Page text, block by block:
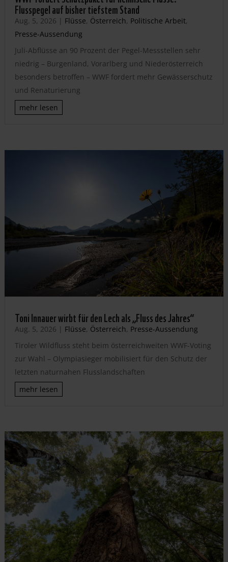
Flusspegel auf bisher tiefstem Stand
Aug. 5, 2026 | Flüsse, Österreich, Politische Arbeit,
Presse-Aussendung
Juli-Abflüsse an 90 Prozent der Pegel-Messstellen sehr
niedrig – Burgenland, Vorarlberg und Niederösterreich
besonders betroffen – WWF fordert mehr Gewässerschutz
und Renaturierung
mehr lesen
Toni Innauer wirbt für den Lech als „Fluss des Jahres“
Aug. 5, 2026 | Flüsse, Österreich, Presse-Aussendung
Tiroler Wildfluss steht beim österreichweiten WWF-Voting
zur Wahl – Olympiasieger mobilisiert für den Schutz der
letzten naturnahen Flusslandschaften
mehr lesen